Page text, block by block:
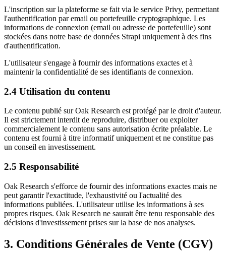
L'inscription sur la plateforme se fait via le service Privy, permettant
l'authentification par email ou portefeuille cryptographique. Les
informations de connexion (email ou adresse de portefeuille) sont
stockées dans notre base de données Strapi uniquement à des fins
d'authentification.
L'utilisateur s'engage à fournir des informations exactes et à
maintenir la confidentialité de ses identifiants de connexion.
2.4 Utilisation du contenu
Le contenu publié sur Oak Research est protégé par le droit d'auteur.
Il est strictement interdit de reproduire, distribuer ou exploiter
commercialement le contenu sans autorisation écrite préalable. Le
contenu est fourni à titre informatif uniquement et ne constitue pas
un conseil en investissement.
2.5 Responsabilité
Oak Research s'efforce de fournir des informations exactes mais ne
peut garantir l'exactitude, l'exhaustivité ou l'actualité des
informations publiées. L'utilisateur utilise les informations à ses
propres risques. Oak Research ne saurait être tenu responsable des
décisions d'investissement prises sur la base de nos analyses.
3. Conditions Générales de Vente (CGV)